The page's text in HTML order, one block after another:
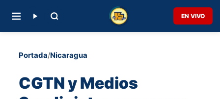
EN VIVO
Portada/Nicaragua
CGTN y Medios